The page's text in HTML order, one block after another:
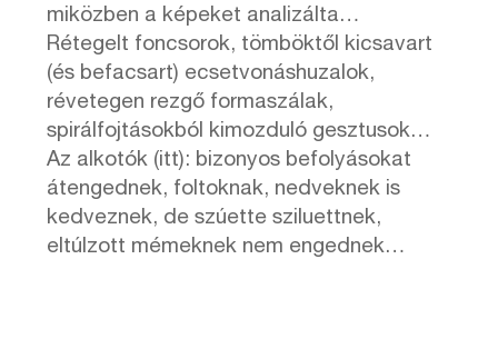
miközben a képeket analizálta…
Rétegelt foncsorok, tömböktől kicsavart
(és befacsart) ecsetvonáshuzalok,
révetegen rezgő formaszálak,
spirálfojtásokból kimozduló gesztusok…
Az alkotók (itt): bizonyos befolyásokat
átengednek, foltoknak, nedveknek is
kedveznek, de szúette sziluettnek,
eltúlzott mémeknek nem engednek…